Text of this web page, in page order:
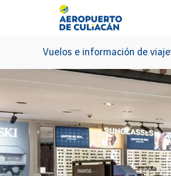
Ir al contenido principal
Vuelos e información de viaje